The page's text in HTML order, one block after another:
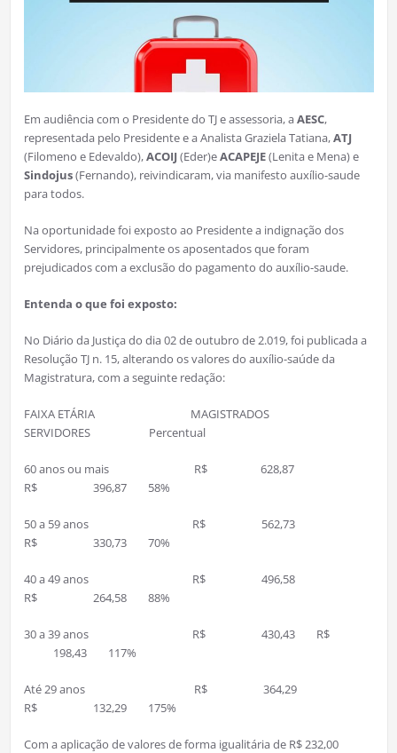
Em audiência com o Presidente do TJ e assessoria, aAESC,
representada pelo Presidente e a Analista Graziela Tatiana,ATJ
(Filomeno e Edevaldo),ACOIJ (Eder)eACAPEJE(Lenita e Mena) e
Sindojus(Fernando), reivindicaram, via manifesto auxílio-saude
para todos.
Na oportunidade foi exposto ao Presidente a indignação dos
Servidores, principalmente os aposentados que foram
prejudicados com a exclusão do pagamento do auxílio-saude.
Entenda o que foi exposto:
No Diário da Justiça do dia 02 de outubro de 2.019, foi publicada a
Resolução TJ n. 15, alterando os valores do auxílio-saúde da
Magistratura, com a seguinte redação:
FAIXA ETÁRIA MAGISTRADOS
SERVIDORES Percentual
60 anos ou mais R$ 628,87
R$ 396,87 58%
50 a 59 anos R$ 562,73
R$ 330,73 70%
40 a 49 anos R$ 496,58
R$ 264,58 88%
30 a 39 anos R$ 430,43 R$
198,43 117%
Até 29 anos R$ 364,29
R$ 132,29 175%
Com a aplicação de valores de forma igualitária de R$ 232,00